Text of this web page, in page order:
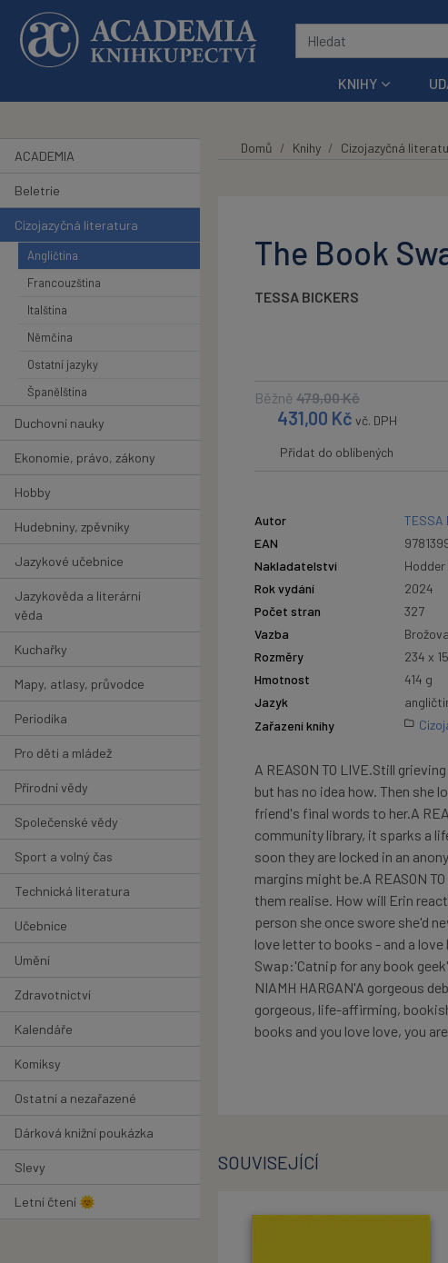
Přeskočit na hlavní obsah
KNIHY
ACADEMIA
Beletrie
Cizojazyčná literatura
Angličtina
Francouzština
Italština
Němčina
Ostatní jazyky
Španělština
Duchovní nauky
Ekonomie, právo, zákony
Hobby
Hudebniny, zpěvníky
Jazykové učebnice
Jazykověda a literární
věda
Kuchařky
Mapy, atlasy, průvodce
Periodika
Pro děti a mládež
Přírodní vědy
Společenské vědy
Sport a volný čas
Technická literatura
Učebnice
Umění
Zdravotnictví
Kalendáře
Komiksy
Ostatní a nezařazené
Dárková knižní poukázka
Slevy
Letní čtení 🌞
Domů Knihy Cizojazyčná
The Book
TESSA BICKERS
Běžně 479,00Kč
431,00 Kč vč. DPH
Přidat do oblíbených
Autor
TESSA
EAN
Nakladatelství
Rok vydání
2024
Počet stran
327
Vazba
Rozměry
234 x
Hmotnost
414 g
Jazyk
Zařazení knihy
A REASON TO LIVE.Still
but has no idea how. Then she
friend's final words to her.A
community library, it sparks a
soon they are locked in an
margins might be.A REASON
them realise. How will Erin
person she once swore she'd
love letter to books - and a
Swap:'Catnip for any book
NIAMH HARGAN'A gorgeous
gorgeous, life-affirming,
books and you love love, you
SOUVISEJÍCÍ